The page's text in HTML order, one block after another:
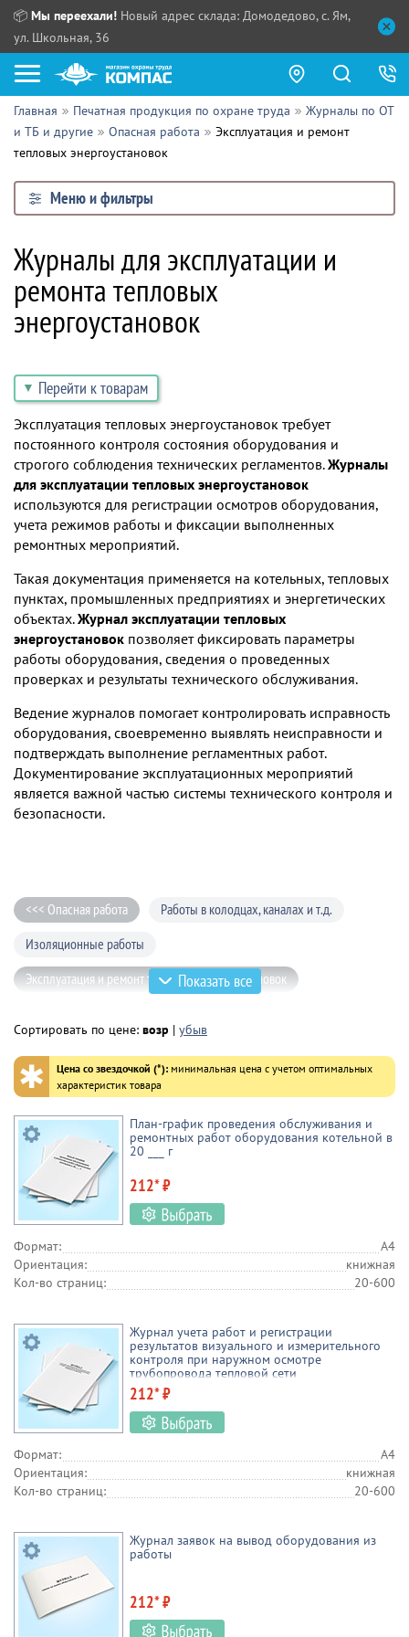
📦 Мы переехали! Новый адрес склада: Домодедово, с. Ям,
ул. Школьная, 36
Как купить?
Прайс-листы
Сотрудничество
Партнерам
Поставщикам
Обзоры
Контакты
СБ, ВС:
Выдача продукции:
Главная Печатная продукция по охране труда
Журналы по ОТ
и ТБ и другие
Опасная работа
Эксплуатация и ремонт
тепловых энергоустановок
Меню и фильтры
Журналы для эксплуатации и
ремонта тепловых
энергоустановок
Перейти к товарам
Эксплуатация тепловых энергоустановок требует
постоянного контроля состояния оборудования и
строгого соблюдения технических регламентов.Журналы
для эксплуатации тепловых энергоустановок
используются для регистрации осмотров оборудования,
учета режимов работы и фиксации выполненных
ремонтных мероприятий.
Такая документация применяется на котельных, тепловых
пунктах, промышленных предприятиях и энергетических
объектах.Журнал эксплуатации тепловых
энергоустановок позволяет фиксировать параметры
работы оборудования, сведения о проведенных
проверках и результаты технического обслуживания.
Ведение журналов помогает контролировать исправность
оборудования, своевременно выявлять неисправности и
подтверждать выполнение регламентных работ.
Документирование эксплуатационных мероприятий
является важной частью системы технического контроля и
безопасности.
<<< Опасная работа
Работы в колодцах, каналах и т.д.
Изоляционные работы
Эксплуатация и ремонт тепловых энергоустановок
Показать все
Сортировать по цене: возр | убыв
✱ Цена со звездочкой (*): минимальная цена с учетом оптимальных
характеристик товара
План-график проведения обслуживания и
ремонтных работ оборудования котельной в
20 ___ г
212* ₽
Формат:
А4
Ориентация:
книжная
Кол-во страниц:
20-600
Журнал учета работ и регистрации
результатов визуального и измерительного
контроля при наружном осмотре
трубопровода тепловой сети
212* ₽
Формат:
А4
Ориентация:
книжная
Кол-во страниц:
20-600
Журнал заявок на вывод оборудования из
работы
212* ₽